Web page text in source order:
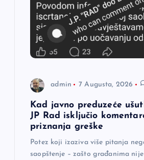
admin 7 Augusta, 2026
Kad javno preduzeće
JP Rad isključio
priznanja greške
Potez koji izaziva više pitanja
saopštenje – zašto građanima